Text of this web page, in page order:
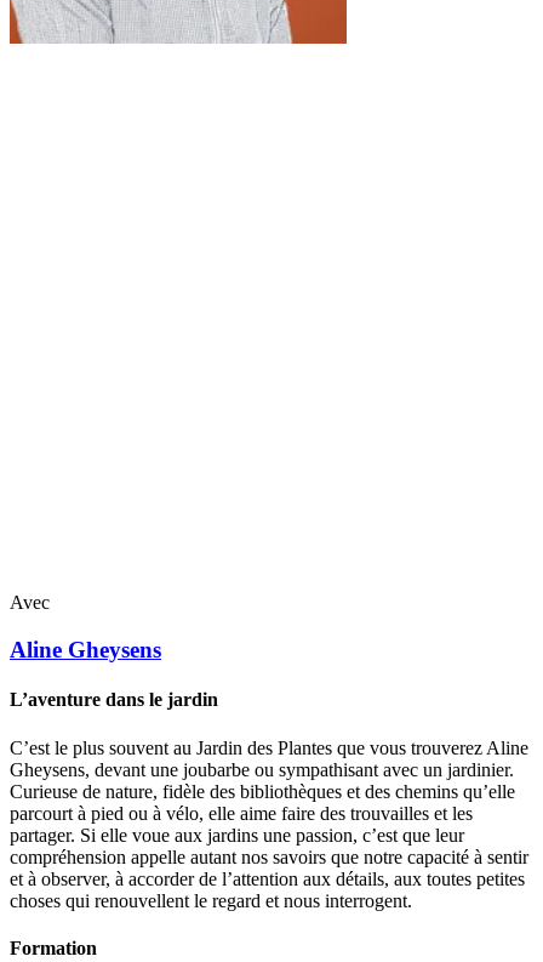
Avec
Aline Gheysens
L’aventure dans le jardin
C’est le plus souvent au Jardin des Plantes que vous trouverez Aline
Gheysens, devant une joubarbe ou sympathisant avec un jardinier.
Curieuse de nature, fidèle des bibliothèques et des chemins qu’elle
parcourt à pied ou à vélo, elle aime faire des trouvailles et les
partager. Si elle voue aux jardins une passion, c’est que leur
compréhension appelle autant nos savoirs que notre capacité à sentir
et à observer, à accorder de l’attention aux détails, aux toutes petites
choses qui renouvellent le regard et nous interrogent.
Formation